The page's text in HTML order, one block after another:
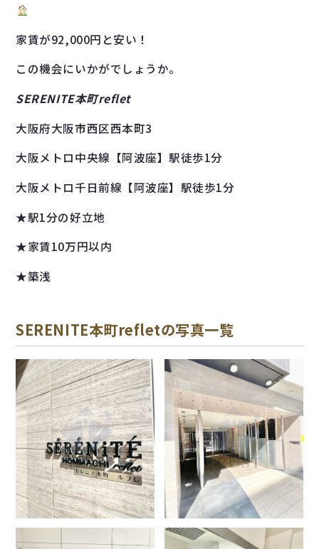
家賃が92,000円と安い！
この機会にいかがでしょうか。
SERENITE本町reflet
大阪府大阪市西区西本町3
大阪メトロ中央線【阿波座】駅徒歩1分
大阪メトロ千日前線【阿波座】駅徒歩1分
★駅1分の好立地
★家賃10万円以内
★築浅
SERENITE本町refletの写真一覧